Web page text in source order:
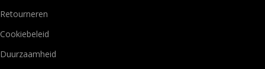
Retourneren
Cookiebeleid
Duurzaamheid